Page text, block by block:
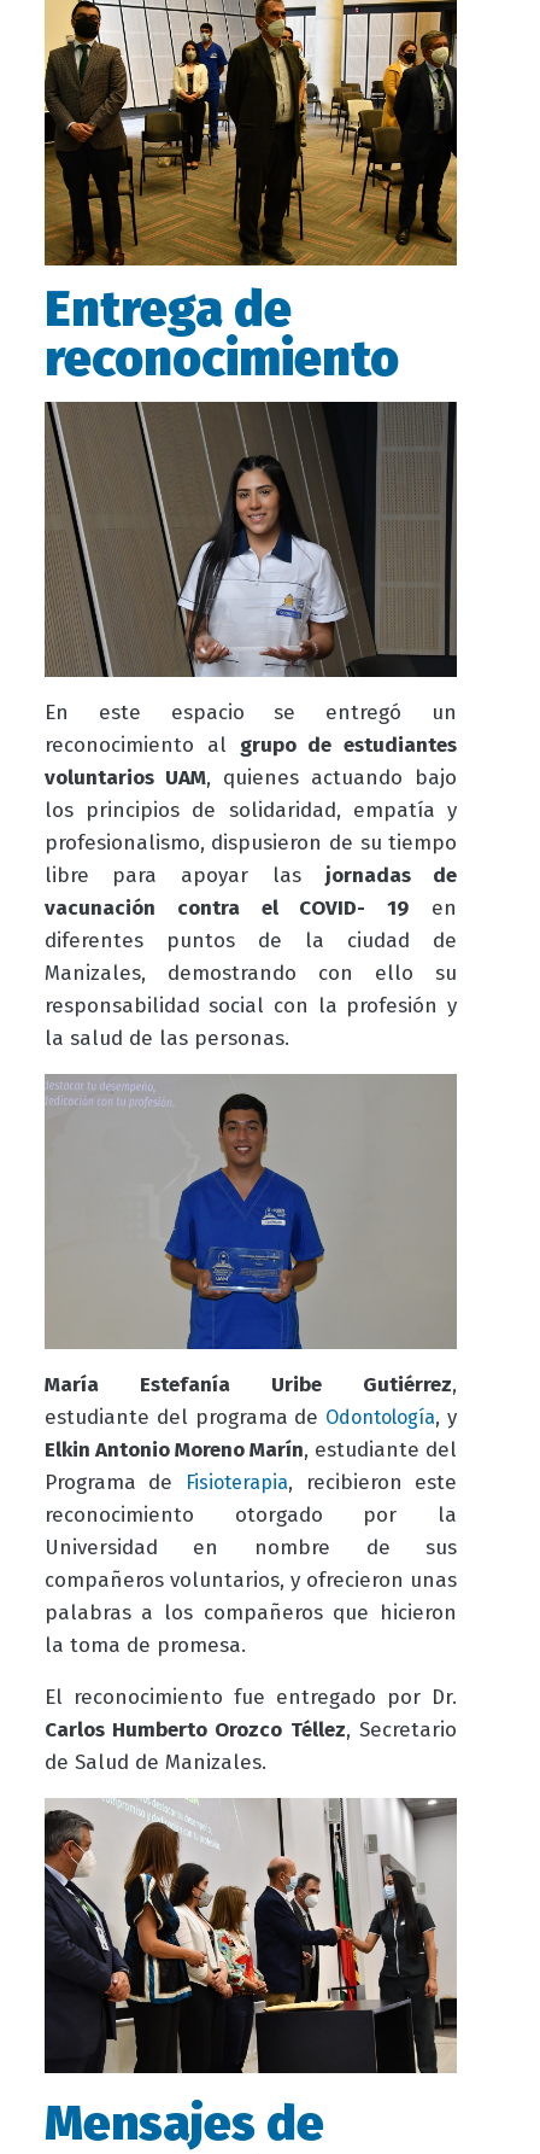
Entrega de
reconocimiento
En este espacio se entregó un
reconocimiento
al grupo de estudiantes
voluntarios UAM, quienes actuando bajo
los principios de solidaridad, empatía y
profesionalismo, dispusieron de su tiempo
libre para apoyar las jornadas de
vacunación contra el COVID- 19 en
diferentes puntos de la ciudad de
Manizales, demostrando con ello su
responsabilidad social con la profesión y
la salud de las personas.
María Estefanía Uribe Gutiérrez,
estudiante del programa de Odontología, y
Elkin Antonio Moreno Marín, estudiante del
Programa de
Fisioterapia, recibieron este
reconocimiento otorgado por la
Universidad en nombre de sus
compañeros voluntarios, y ofrecieron unas
palabras a los compañeros que hicieron
la toma de promesa.
El reconocimiento fue entregado por Dr.
Carlos Humberto Orozco Téllez, Secretario
de Salud de Manizales.
Mensajes de